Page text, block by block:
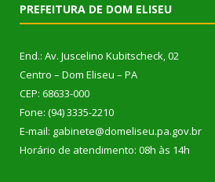
PREFEITURA DE DOM ELISEU
End.: Av. Juscelino Kubitscheck, 02
Centro – Dom Eliseu – PA
CEP: 68633-000
Fone: (94) 3335-2210
E-mail: gabinete@domeliseu.pa.gov.br
Horário de atendimento: 08h às 14h